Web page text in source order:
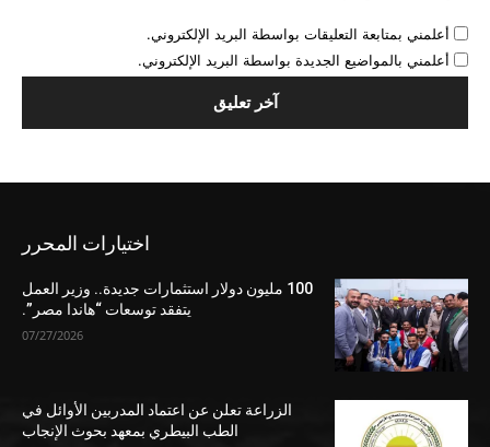
أعلمني بمتابعة التعليقات بواسطة البريد الإلكتروني.
أعلمني بالمواضيع الجديدة بواسطة البريد الإلكتروني.
اختيارات المحرر
100 مليون دولار استثمارات جديدة.. وزير العمل
يتفقد توسعات “هاندا مصر”.
07/27/2026
الزراعة تعلن عن اعتماد المدربين الأوائل في
الطب البيطري بمعهد بحوث الإنجاب